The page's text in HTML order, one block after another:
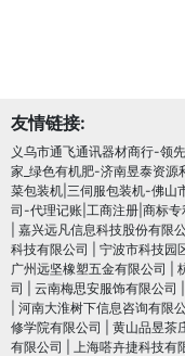
友情链接:
义乌市通飞通讯器材商行-领
家_绿色有机肥-济南昱泰资源
菜包装机|三伺服包装机-佛山
司-代理记账|工商注册|商标
嘉兴远凡信息科技股份有限
科技有限公司
宁波市科技园
广州远坚橡塑五金有限公司
司
云南梅思安服饰有限公司
河南大淮树下信息咨询有限
修学院有限公司
黄山品昱茶
有限公司
上海嗒卉捷科技有